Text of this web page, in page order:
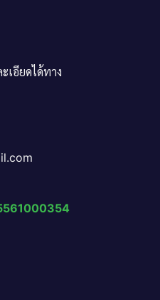
เอียดได้ทาง